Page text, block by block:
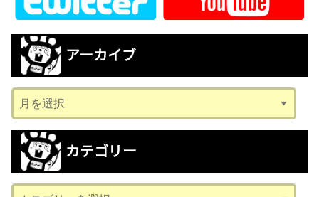
アーカイブ
ー
カ
ブ
カテゴリー